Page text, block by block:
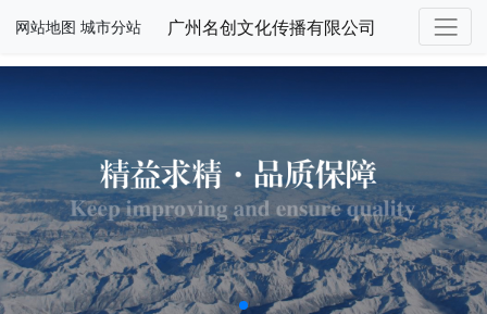
网站地图 城市分站 广州名创文化传播有限公司